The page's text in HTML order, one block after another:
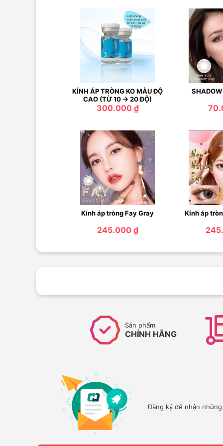
KÍNH ÁP TRÒNG KO MÀU ĐỘ
CAO (TỪ 10 -> 20 ĐỘ)
300.000 ₫
SHADOW
Kính áp tròng Fay Gray
245.000 ₫
Kính áp
Sản phẩm
CHÍNH HÃNG
Đăng ký để nhận những